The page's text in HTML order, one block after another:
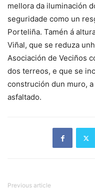
mellora da iluminación
seguridade como un
Porteliña. Tamén á
Viñal, que se reduza
Asociación de Veciños
dos terreos, e que se
construción dun muro,
asfaltado.
Previous article